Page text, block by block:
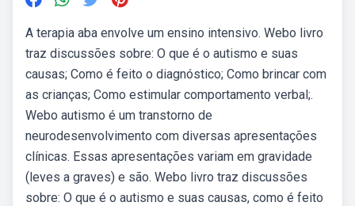
A terapia aba envolve um ensino intensivo. Webo livro
traz discussões sobre: O que é o autismo e suas
causas; Como é feito o diagnóstico; Como brincar com
as crianças; Como estimular comportamento verbal;.
Webo autismo é um transtorno de
neurodesenvolvimento com diversas apresentações
clínicas. Essas apresentações variam em gravidade
(leves a graves) e são. Webo livro traz discussões
sobre: O que é o autismo e suas causas, como é feito